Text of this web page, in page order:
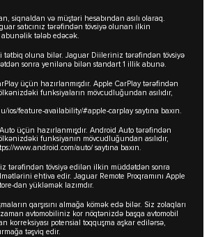
siqnaldan və müştəri hesabından asılı olaraq.
satıcınız tərəfindən tövsiyə olunan ilkin
tələb edəcək.
tətbiq oluna bilər. Jaguar Diileriniz tərəfindən tövsiyə
sonra yenilənə bilən standart 1 illik abunə.
üçün hazırlanmışdır. Apple CarPlay tərəfindən
funksiyaların mövcudluğundan asılıdır,
ios/feature-availability/#apple-carplaysaytına baxın.
üçün hazırlanmışdır. Android Auto tərəfindən
funksiyanın mövcudluğundan asılıdır,
www.android.com/auto/ saytına baxın.
tərəfindən tövsiyə edilən ilkin müddətdən sonra
ehtiva edir. Jaguar Remote Proqramını Apple
dan yükləmək lazımdır.
qarşısını almağa kömək edə bilər. Siz zolaqları
zaman avtomobiliniz kor nöqtənizdə başqa avtomobil
korreksiyası potensial toqquşma aşkar edilərsə,
təşviq edir.